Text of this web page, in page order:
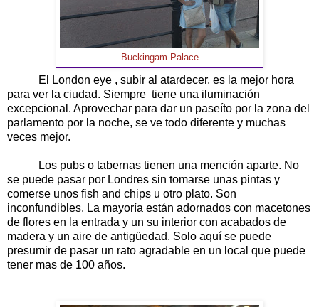
Buckingam Palace
El London eye , subir al atardecer, es la mejor hora
para ver la ciudad. Siempre tiene una iluminación
excepcional. Aprovechar para dar un paseíto por la zona del
parlamento por la noche, se ve todo diferente y muchas
veces mejor.
Los pubs o tabernas tienen una mención aparte. No
se puede pasar por Londres sin tomarse unas pintas y
comerse unos fish and chips u otro plato. Son
inconfundibles. La mayoría están adornados con macetones
de flores en la entrada y un su interior con acabados de
madera y un aire de antigüedad. Solo aquí se puede
presumir de pasar un rato agradable en un local que puede
tener mas de 100 años.